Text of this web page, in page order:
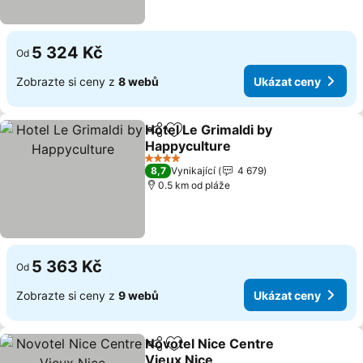
Od 5 324 Kč
Zobrazte si ceny z 8 webů Ukázat ceny
SdíletPřidat na seznam oblíbených
Hotel Le Grimaldi by
Happyculture
Ukázat ceny
4 Počet hvězdiček
8,7 Vynikající
4 679
0.5 km od pláže
Od 5 363 Kč
Zobrazte si ceny z 9 webů Ukázat ceny
SdíletPřidat na seznam oblíbených
Novotel Nice Centre
Vieux Nice